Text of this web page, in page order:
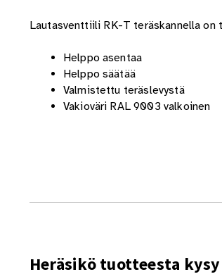
Lautasventtiili RK-T teräskannella
Helppo asentaa
Helppo säätää
Valmistettu teräslevystä
Vakioväri RAL 9003 valkoinen
Heräsikö tuotteesta